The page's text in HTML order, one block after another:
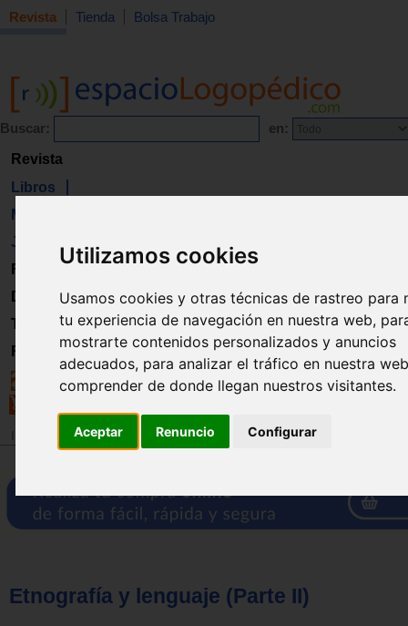
Utilizamos cookies
Usamos cookies y otras técnicas de rastreo para
tu experiencia de navegación en nuestra web,
mostrarte contenidos personalizados y anuncios
adecuados, para analizar el tráfico en nuestra
comprender de donde llegan nuestros visitantes.
Aceptar Renuncio Configurar
Revista Tienda Bolsa Trabajo
Buscar: en:
Revista
Libros
Material
Juguetes
Formación
Directorio
Trabajo
Registro
Revista
Etnografía y lenguaje (Parte II)